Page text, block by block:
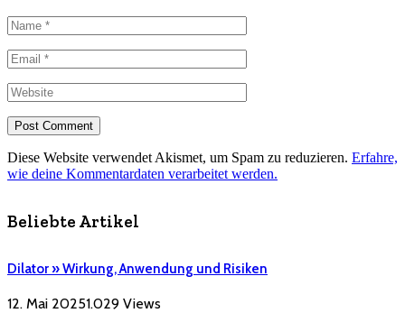
Diese Website verwendet Akismet, um Spam zu reduzieren. Erfahre,
wie deine Kommentardaten verarbeitet werden.
Beliebte Artikel
Dilator » Wirkung, Anwendung und Risiken
12. Mai 20251.029 Views